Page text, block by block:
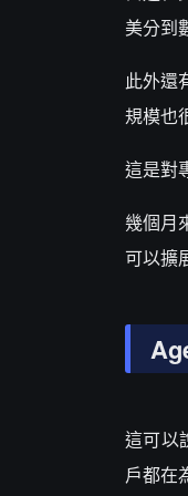
美分到
此外還
規模也
這是對
幾個月
可以擴
這可以
戶都在